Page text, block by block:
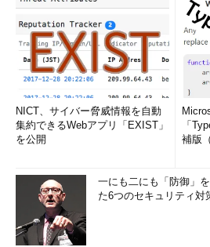
NICT、サイバー脅威情報を自動
集約できるWebアプリ「EXIST」
を公開
「
補版
一にも二にも「防御」
た6つのセキュリティ対